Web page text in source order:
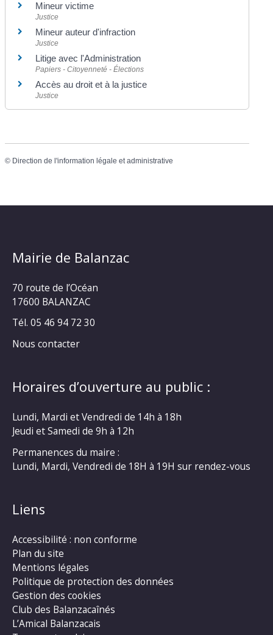
Mineur victime
Justice
Mineur auteur d'infraction
Justice
Litige avec l'Administration
Papiers - Citoyenneté - Élections
Accès au droit et à la justice
Justice
© Direction de l'information légale et administrative
Mairie de Balanzac
70 route de l’Océan
17600 BALANZAC
Tél. 05 46 94 72 30
Nous contacter
Horaires d’ouverture au public :
Lundi, Mardi et Vendredi de 14h à 18h
Jeudi et Samedi de 9h à 12h
Permanences du maire :
Lundi, Mardi, Vendredi de 18H à 19H sur rendez-vous
Liens
Accessibilité : non conforme
Plan du site
Mentions légales
Politique de protection des données
Gestion des cookies
Club des Balanzacaînés
L’Amical Balanzacais